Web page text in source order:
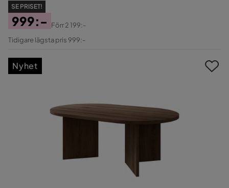
SE PRISET!
Pris
999:-
Original
Förr2 199:-
Tidigare lägsta pris 999:-
Nyhet